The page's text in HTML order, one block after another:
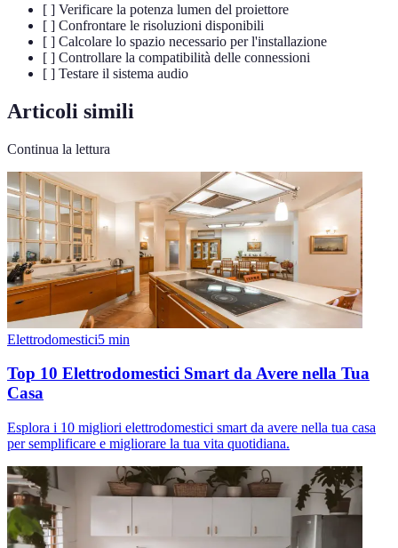
[ ] Verificare la potenza lumen del proiettore
[ ] Confrontare le risoluzioni disponibili
[ ] Calcolare lo spazio necessario per l'installazione
[ ] Controllare la compatibilità delle connessioni
[ ] Testare il sistema audio
Articoli simili
Continua la lettura
Elettrodomestici5 min
Top 10 Elettrodomestici Smart da Avere nella Tua
Casa
Esplora i 10 migliori elettrodomestici smart da avere nella tua casa
per semplificare e migliorare la tua vita quotidiana.